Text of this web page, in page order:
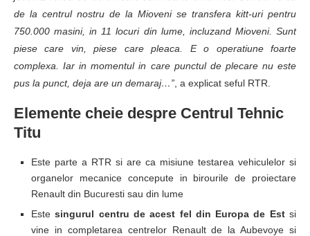
de la centrul nostru de la Mioveni se transfera kitt-uri pentru
750.000 masini, in 11 locuri din lume, incluzand Mioveni. Sunt
piese care vin, piese care pleaca. E o operatiune foarte
complexa. Iar in momentul in care punctul de plecare nu este
pus la punct, deja are un demaraj…” , a explicat seful RTR.
Elemente cheie despre Centrul Tehnic
Titu
Este parte a RTR si are ca misiune testarea vehiculelor si
organelor mecanice concepute in birourile de proiectare
Renault din Bucuresti sau din lume
Estesingurul centru de acest fel din Europa de Estsi
vine in completarea centrelor Renault de la Aubevoye si